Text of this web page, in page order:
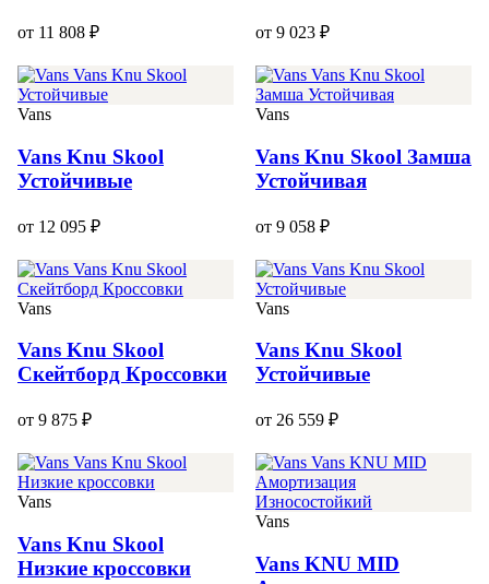
от 11 808 ₽ от 9 023 ₽
Vans
Vans Knu Skool
Устойчивые
от 12 095 ₽
Vans
Vans Knu Skool Замша
Устойчивая
от 9 058 ₽
Vans
Vans Knu Skool
Скейтборд Кроссовки
от 9 875 ₽
Vans
Vans Knu Skool
Устойчивые
от 26 559 ₽
Vans
Vans Knu Skool
Низкие кроссовки
Vans
Vans KNU MID